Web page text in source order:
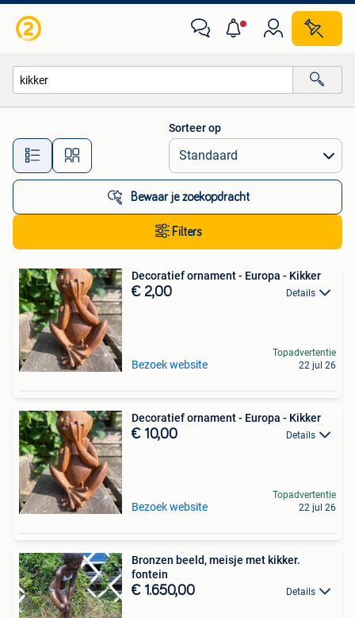
Alle afstanden…
Sorteer op
Bewaar je zoekopdracht
Filters
Decoratief ornament - Europa - Kikker
€ 2,00 Details
Bezoek website
Topadvertentie
22 jul 26
Decoratief ornament - Europa - Kikker
€ 10,00 Details
Bezoek website
Topadvertentie
22 jul 26
Bronzen beeld, meisje met kikker.
fontein
€ 1.650,00 Details